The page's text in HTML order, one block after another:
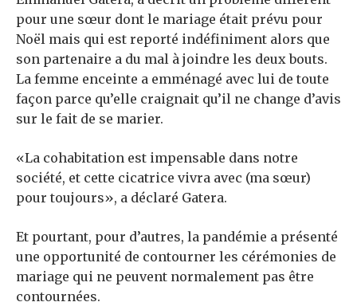
pour une sœur dont le mariage était prévu pour
Noël mais qui est reporté indéfiniment alors que
son partenaire a du mal à joindre les deux bouts.
La femme enceinte a emménagé avec lui de toute
façon parce qu’elle craignait qu’il ne change d’avis
sur le fait de se marier.
«La cohabitation est impensable dans notre
société, et cette cicatrice vivra avec (ma sœur)
pour toujours», a déclaré Gatera.
Et pourtant, pour d’autres, la pandémie a présenté
une opportunité de contourner les cérémonies de
mariage qui ne peuvent normalement pas être
contournées.